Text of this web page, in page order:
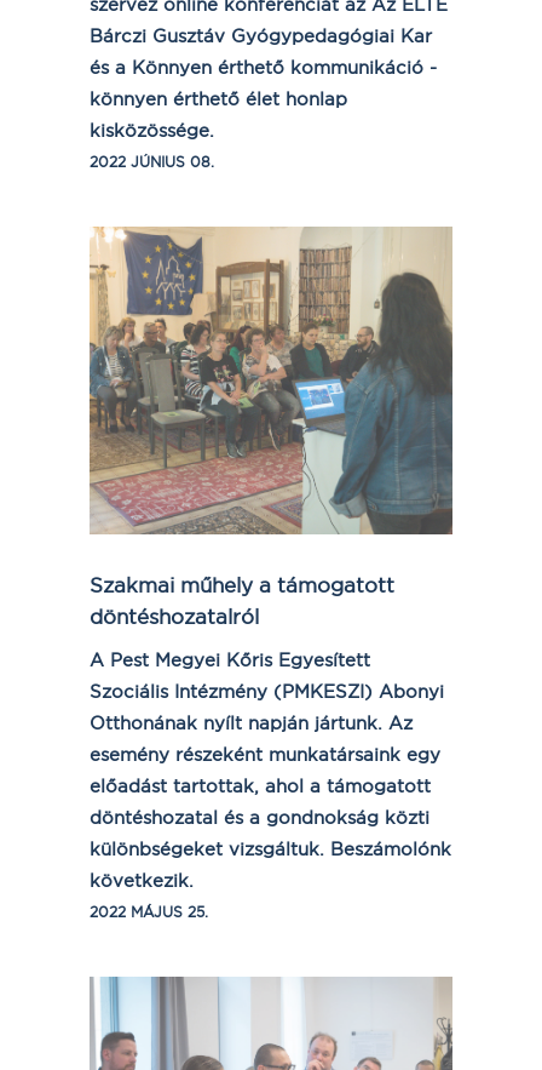
Bárczi Gusztáv Gyógypedagógiai Kar
és a Könnyen érthető kommunikáció -
könnyen érthető élet honlap
kisközössége.
2022 JÚNIUS 08.
Szakmai műhely a támogatott
döntéshozatalról
A Pest Megyei Kőris Egyesített
Szociális Intézmény (PMKESZI) Abonyi
Otthonának nyílt napján jártunk. Az
esemény részeként munkatársaink egy
előadást tartottak, ahol a támogatott
döntéshozatal és a gondnokság közti
különbségeket vizsgáltuk. Beszámolónk
következik.
2022 MÁJUS 25.